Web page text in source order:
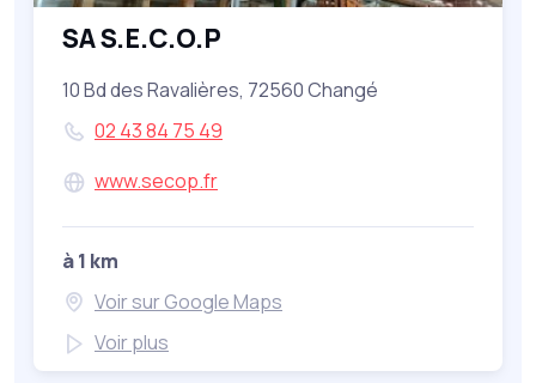
SA S.E.C.O.P
10 Bd des Ravalières, 72560 Changé
02 43 84 75 49
www.secop.fr
à 1 km
Voir sur Google Maps
Voir plus